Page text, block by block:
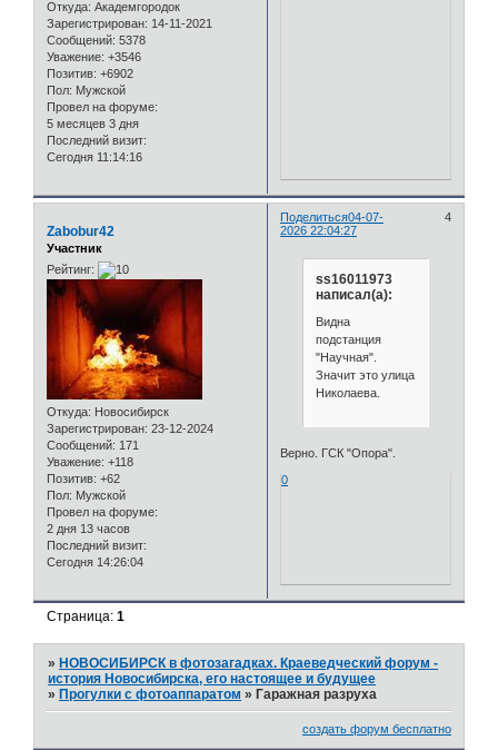
Откуда: Академгородок
Зарегистрирован: 14-11-2021
Сообщений: 5378
Уважение: +3546
Позитив: +6902
Пол: Мужской
Провел на форуме:
5 месяцев 3 дня
Последний визит:
Сегодня 11:14:16
Поделиться 4
04-07-
2026 22:04:27
Zabobur42
Участник
Рейтинг:
Откуда: Новосибирск
Зарегистрирован: 23-12-2024
Сообщений: 171
Уважение: +118
Позитив: +62
Пол: Мужской
Провел на форуме:
2 дня 13 часов
Последний визит:
Сегодня 14:26:04
ss16011973
написал(а):
Видна
подстанция
"Научная".
Значит это улица
Николаева.
Верно. ГСК "Опора".
0
Страница:1
»НОВОСИБИРСК в фотозагадках. Краеведческий форум -
история Новосибирска, его настоящее и будущее
»Прогулки с фотоаппаратом »Гаражная разруха
создать форум бесплатно